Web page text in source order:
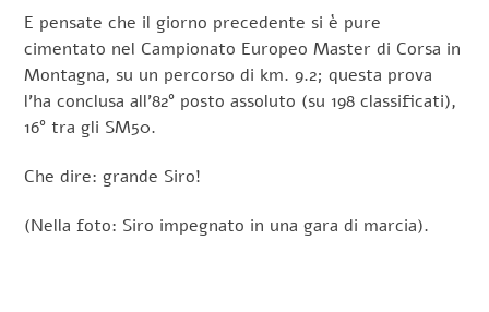
E pensate che il giorno precedente si è pure
cimentato nel Campionato Europeo Master di Corsa in
Montagna, su un percorso di km. 9.2; questa prova
l’ha conclusa all’82° posto assoluto (su 198 classificati),
16° tra gli SM50.
Che dire: grande Siro!
(Nella foto: Siro impegnato in una gara di marcia).